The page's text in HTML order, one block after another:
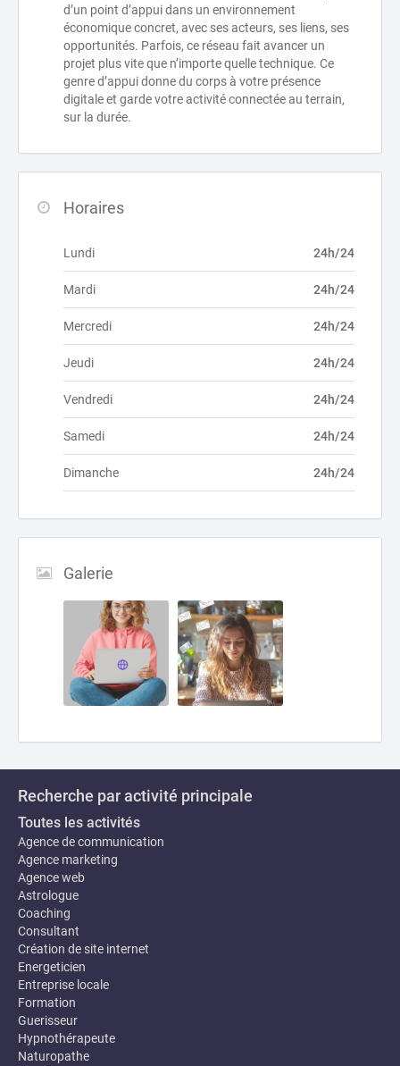
d’un point d’appui dans un environnement
économique concret, avec ses acteurs, ses liens, ses
opportunités. Parfois, ce réseau fait avancer un
projet plus vite que n’importe quelle technique. Ce
genre d’appui donne du corps à votre présence
digitale et garde votre activité connectée au terrain,
sur la durée.
Horaires
Lundi 24h/24
Mardi 24h/24
Mercredi 24h/24
Jeudi 24h/24
Vendredi 24h/24
Samedi 24h/24
Dimanche 24h/24
Galerie
Recherche par activité principale
Toutes les activités
Agence de communication
Agence marketing
Agence web
Astrologue
Coaching
Consultant
Création de site internet
Energeticien
Entreprise locale
Formation
Guerisseur
Hypnothérapeute
Naturopathe